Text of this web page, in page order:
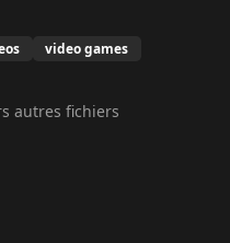
video games
autres fichiers